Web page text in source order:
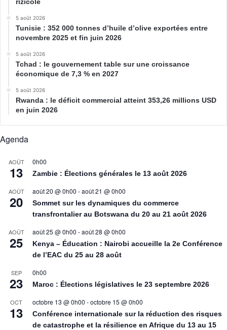
rizicole
5 août 2026
Tunisie : 352 000 tonnes d’huile d’olive exportées entre
novembre 2025 et fin juin 2026
5 août 2026
Tchad : le gouvernement table sur une croissance
économique de 7,3 % en 2027
5 août 2026
Rwanda : le déficit commercial atteint 353,26 millions USD
en juin 2026
Agenda
AOÛT
13
0h00
Zambie : Élections générales le 13 août 2026
AOÛT
20
août 20 @ 0h00 -août 21 @ 0h00
Sommet sur les dynamiques du commerce
transfrontalier au Botswana du 20 au 21 août 2026
AOÛT
25
août 25 @ 0h00 -août 28 @ 0h00
Kenya – Éducation : Nairobi accueille la 2e Conférence
de l’EAC du 25 au 28 août
SEP
23
0h00
Maroc : Élections législatives le 23 septembre 2026
OCT
13
octobre 13 @ 0h00 -octobre 15 @ 0h00
Conférence internationale sur la réduction des risques
de catastrophe et la résilience en Afrique du 13 au 15